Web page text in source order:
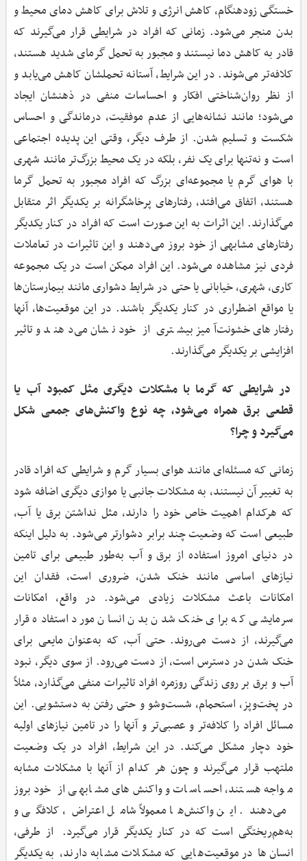
خستگی زودهنگام، کاهش انرژی و تلاش برای کاهش دمای محیط و
بدن منجر می‌شود. زمانی که افراد در شرایطی قرار می‌گیرند که
قادر به کاهش دما نیستند و مجبور به تحمل گرمای شدید هستند،
کلافه‌تر می‌شوند. در این شرایط، آستانه تحملشان کاهش می‌یابد و
از نظر روان‌شناختی افکار و احساسات منفی در ذهنشان ایجاد
می‌شود؛ مانند نشانه‌هایی از عدم موفقیت، درماندگی و احساس
شکست و تسلیم شدن. از طرف دیگر، وقتی این پدیده اجتماعی
است و نه‌تنها برای یک نفر، بلکه در یک محیط بزرگ‌تر مانند شهری
با هوای گرم یا مجموعه‌ای بزرگ که افراد مجبور به تحمل گرما
هستند، اتفاق می‌افتد، رفتارهای پرخاشگرانه بر یکدیگر اثر متقابل
می‌گذارند. این اثرات به این صورت است که افراد در کنار یکدیگر
رفتارهای مشابهی از خود بروز می‌دهند و این تاثیرات در تعاملات
فردی نیز مشاهده می‌شود. این افراد ممکن است در یک مجموعه
کاری، شهری، خیابانی یا حتی در شرایط دشواری مانند بیمارستان‌ها
یا مواقع اضطراری در کنار یکدیگر باشند. در این موقعیت‌ها، آنها
رفتارهای خشونت‌آمیز بیشتری از خود نشان می‌دهند و تاثیر
افزایشی بر یکدیگر می‌گذارند.
در شرایطی که گرما با مشکلات دیگری مثل کمبود آب یا
قطعی برق همراه می‌شود، چه نوع واکنش‌های جمعی شکل
می‌گیرد و چرا؟
زمانی که مسئله‌ای مانند هوای بسیار گرم و شرایطی که افراد قادر
به تغییر آن نیستند، به مشکلات جانبی یا موازی دیگری اضافه شود
که هرکدام اهمیت خاص خود را دارند، مثل نداشتن برق یا آب،
طبیعی است که وضعیت چند برابر دشوارتر می‌شود. به دلیل اینکه
در دنیای امروز استفاده از برق و آب به‌طور طبیعی برای تامین
نیازهای اساسی مانند خنک شدن، ضروری است، فقدان این
امکانات باعث مشکلات زیادی می‌شود. در واقع، امکانات
سرمایشی که برای خنک شدن بدن انسان مورد استفاده قرار
می‌گیرند، از دست می‌روند. حتی آب، که به‌عنوان مایعی برای
خنک شدن در دسترس است، از دست می‌رود. از سوی دیگر، نبود
آب و برق بر روی زندگی روزمره افراد تاثیرات منفی می‌گذارد، مثلاً
در پخت‌وپز، استحمام، شست‌وشو و حتی رفتن به دستشویی. این
مسائل افراد را کلافه‌تر و عصبی‌تر و آنها را در تامین نیازهای اولیه
خود دچار مشکل می‌کند. در این شرایط، افراد در یک وضعیت
ملتهب قرار می‌گیرند و چون هر کدام از آنها با مشکلات مشابه
مواجه هستند، احساسات و واکنش‌های مشابهی از خود بروز
می‌دهند. این واکنش‌ها معمولاً شامل اعتراض، کلافگی و
به‌هم‌ریختگی است که در کنار یکدیگر قرار می‌گیرد. از طرفی،
انسان‌ها در موقعیت‌هایی که مشکلات مشابه دارند، به یکدیگر